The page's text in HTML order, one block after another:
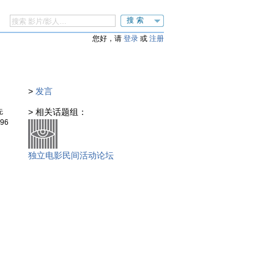
搜索
您好，请 登录 或 注册
> 发言
> 相关话题组：
独立电影民间活动论坛